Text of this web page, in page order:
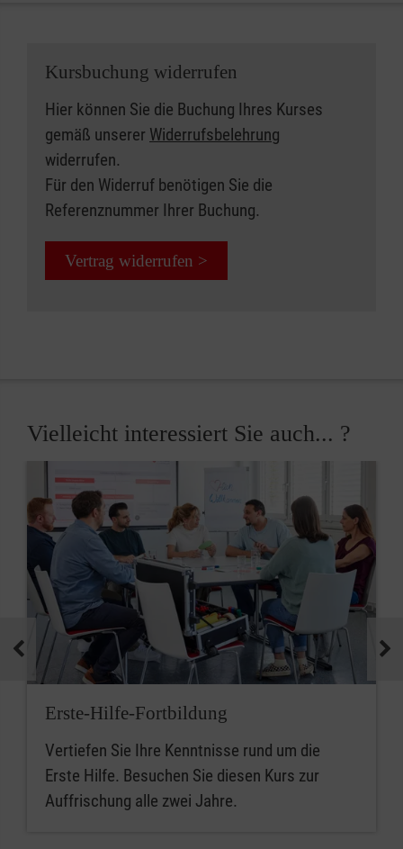
Kursbuchung widerrufen
Hier können Sie die Buchung Ihres Kurses
gemäß unserer Widerrufsbelehrung
widerrufen.
Für den Widerruf benötigen Sie die
Referenznummer Ihrer Buchung.
Vertrag widerrufen >
Vielleicht interessiert Sie auch... ?
Erste-Hilfe-Fortbildung
Vertiefen Sie Ihre Kenntnisse rund um die
Erste Hilfe. Besuchen Sie diesen Kurs zur
Auffrischung alle zwei Jahre.